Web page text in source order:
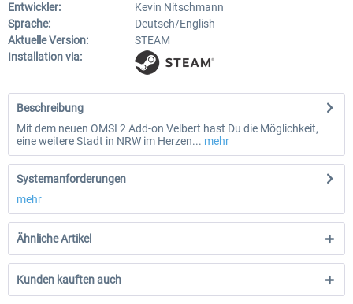
Entwickler:
Kevin Nitschmann
Sprache:
Deutsch/English
Aktuelle Version:
STEAM
Installation via:
Beschreibung
Mit dem neuen OMSI 2 Add-on Velbert hast Du die Möglichkeit,
eine weitere Stadt in NRW im Herzen... mehr
Systemanforderungen
mehr
Ähnliche Artikel
Kunden kauften auch